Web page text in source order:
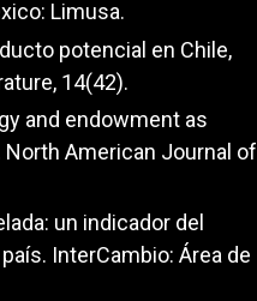
Limusa.
potencial en Chile,
14(42).
and endowment as
American Journal of
un indicador del
InterCambio: Área de